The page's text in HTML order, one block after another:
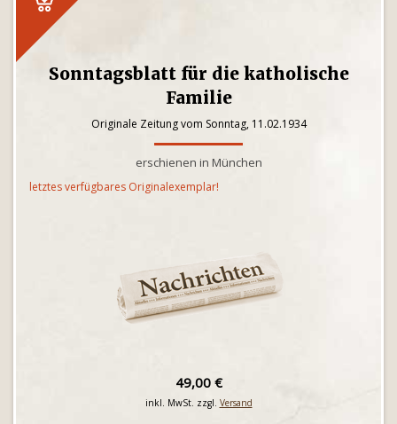
Sonntagsblatt für die katholische
Familie
Originale Zeitung vom Sonntag, 11.02.1934
erschienen in München
letztes verfügbares Originalexemplar!
49,00 €
inkl. MwSt. zzgl. Versand